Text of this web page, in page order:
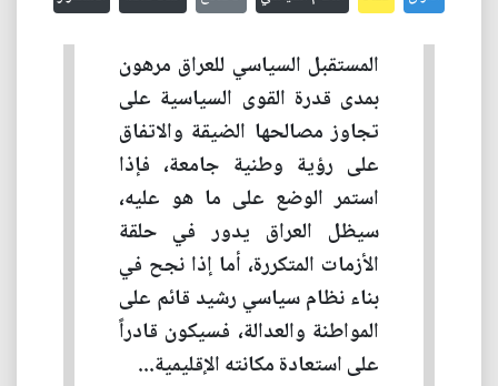
المستقبل السياسي للعراق مرهون
بمدى قدرة القوى السياسية على
تجاوز مصالحها الضيقة والاتفاق
على رؤية وطنية جامعة، فإذا
استمر الوضع على ما هو عليه،
سيظل العراق يدور في حلقة
الأزمات المتكررة، أما إذا نجح في
بناء نظام سياسي رشيد قائم على
المواطنة والعدالة، فسيكون قادراً
على استعادة مكانته الإقليمية...